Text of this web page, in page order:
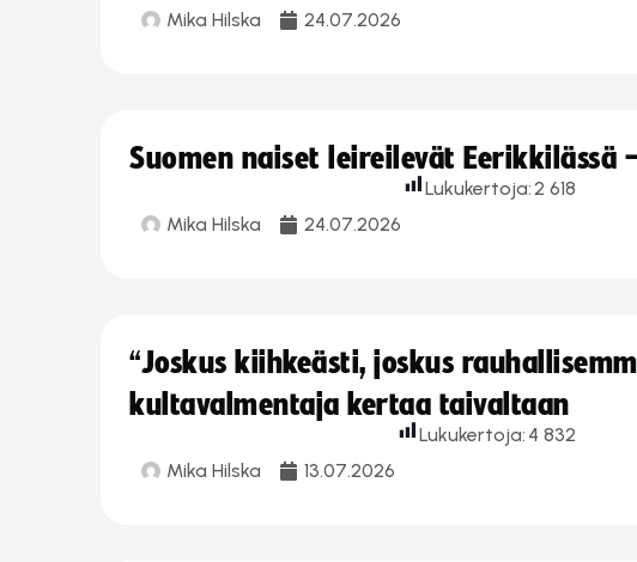
Mika Hilska 24.07.2026
Suomen naiset leireilevät Eerikkilässä
Mika Hilska 24.07.2026
Lukukertoja:2 618
“Joskus kiihkeästi, joskus
kultavalmentaja kertaa taivaltaan
Mika Hilska 13.07.2026
Lukukertoja: 4 832